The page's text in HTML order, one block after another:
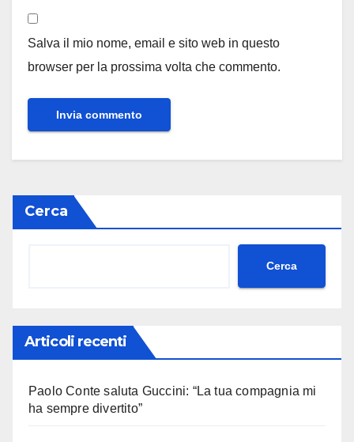
Salva il mio nome, email e sito web in questo
browser per la prossima volta che commento.
Cerca
Cerca
Articoli recenti
Paolo Conte saluta Guccini: “La tua compagnia mi
ha sempre divertito”